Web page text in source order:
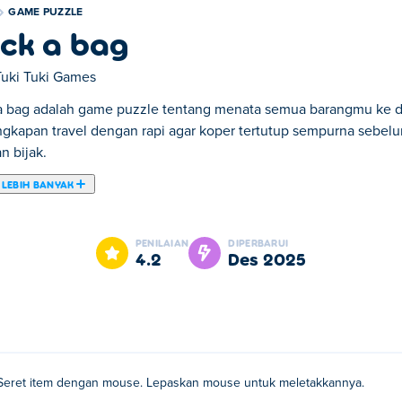
GAME PUZZLE
a bag
Tuki Games
bag adalah game puzzle tentang menata semua barangmu ke
travel dengan rapi agar koper tertutup sempurna
bijak.
BANYAK
tas Anda dan pergi. Tapi eh oh! Sepertinya Anda
Anda diberikan satu set item dan sebuah koper untuk
Anda dapatkan sehingga segalanya menjadi semakin
mouse untuk menempatkannya!
PENILAIAN
4.2
DIPERBARUI
Des 2025
item dengan mouse. Lepaskan mouse untuk meletakkannya.